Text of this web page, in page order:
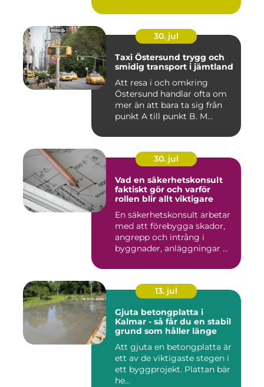
30. jul
Taxi Östersund trygg och
smidig transport i jämtland
Att resa i och omkring
Östersund handlar ofta om
mer än att bara ta sig från
punkt A till punkt B. M...
30. jul
Vad en säkerhetskonsult
faktiskt gör och varför
rollen blir allt viktigare
En säkerhetskonsult arbetar
med att förebygga skador,
angrepp och intrång i
byggnader, anläggningar ...
13. jul
Gjuta betongplatta i
Kalmar - så får du en stabil
grund som håller länge
Att gjuta en betongplatta är
ett av de viktigaste stegen i
ett byggprojekt. Plattan bär
he...